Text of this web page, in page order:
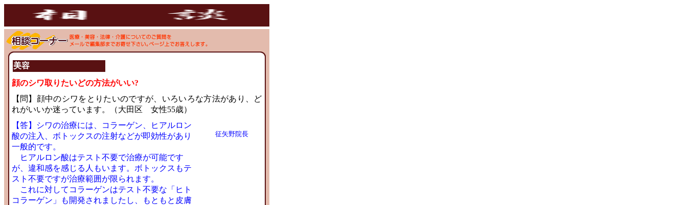
美容
顔のシワ取りたいどの方法がいい?
【問】顔中のシワをとりたいのですが、いろいろな方法があり、ど
れがいいか迷っています。（大田区 女性55歳）
【答】シワの治療には、コラーゲン、ヒアルロン
酸の注入、ボトックスの注射などが即効性があり
一般的です。
ヒアルロン酸はテスト不要で治療が可能です
が、違和感を感じる人もいます。ボトックスもテ
スト不要ですが治療範囲が限られます。
これに対してコラーゲンはテスト不要な「ヒト
コラーゲン」も開発されましたし、もともと皮膚
征矢野院長